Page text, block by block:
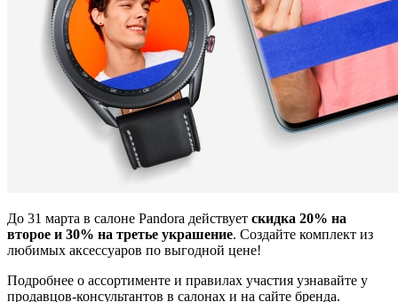
До 31 марта в салоне Pandora действует скидка 20% на
второе и 30% на третье украшение. Создайте комплект из
любимых аксессуаров по выгодной цене!
Подробнее о ассортименте и правилах участия узнавайте у
продавцов-консультантов в салонах и на сайте бренда.